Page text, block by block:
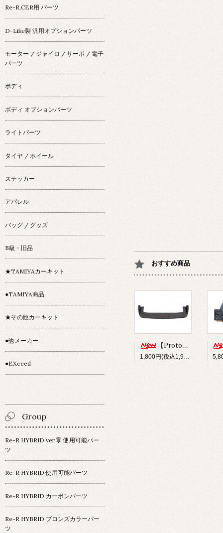
おすすめ商品
【Prototype34】フロントディフューザー
Re-R,CER用 パーツ
D-Like製 汎用オプションパーツ
モーター / ジャイロ / サーボ / 電子
パーツ
ボディ
ボディ オプションパーツ
ライトパーツ
タイヤ / ホイール
ステッカー
アパレル
バッグ / グッズ
B級・旧品
★TAMIYAカーキット
●TAMIYA商品
★その他カーキット
●他メーカー
●EXceed
Group
Re-R HYBRID ver.零 使用可能パー
ツ
Re-R HYBRID 使用可能パーツ
Re-R HYBRID カーボンパーツ
Re-R HYBRID ブロンズカラーパー
ツ